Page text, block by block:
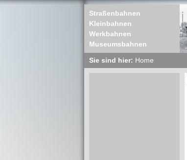
Straßenbahnen
Kleinbahnen
Werkbahnen
Museumsbahnen
Sie sind hier: Home